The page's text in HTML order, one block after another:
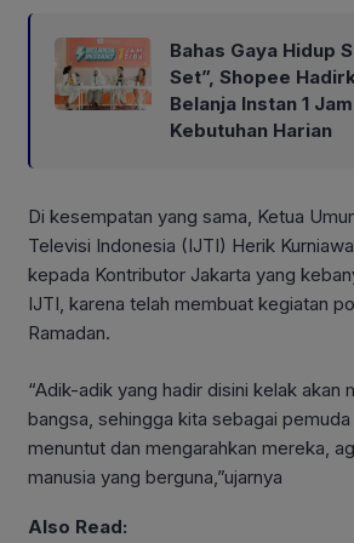
Bahas Gaya Hidup
Set”, Shopee
Belanja Instan 1
Kebutuhan Harian
Di kesempatan yang sama, Ketua
Televisi Indonesia (IJTI) Herik
kepada Kontributor Jakarta yang
IJTI, karena telah membuat kegiatan
Ramadan.
“Adik-adik yang hadir disini kelak akan
bangsa, sehingga kita sebagai pemuda
menuntut dan mengarahkan mereka,
manusia yang berguna,”ujarnya
Also Read: